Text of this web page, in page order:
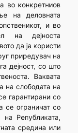
во конкретниов
на деловната
и во
на дејноста
да ја користи
приредувач на
дејност, со што
Ваквата
на слободата на
гарантирани со
се ограничат со
Републиката,
средина или